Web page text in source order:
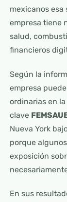
mexicanos esa
empresa tiene
salud,
financieros
Según la
empresa
ordinarias en la
clave
Nueva York
porque
exposición
En sus